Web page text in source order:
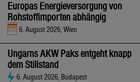
Europas Energieversorgung von
Rohstoffimporten abhängig
6. August 2026, Wien
Ungarns AKW Paks entgeht knapp
dem Stillstand
6. August 2026, Budapest